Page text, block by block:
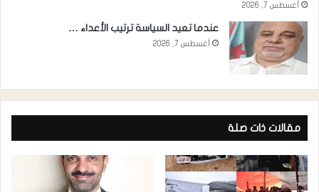
أغسطس 7, 2026
عندما تعيد السياسة ترتيب الأعداء …
أغسطس 7, 2026
مقالات ذات صلة